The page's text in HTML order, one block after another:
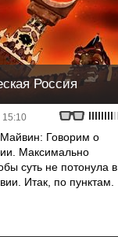
Россия
15:10
Говорим о
Максимально
суть не потонула в
Итак, по пунктам.